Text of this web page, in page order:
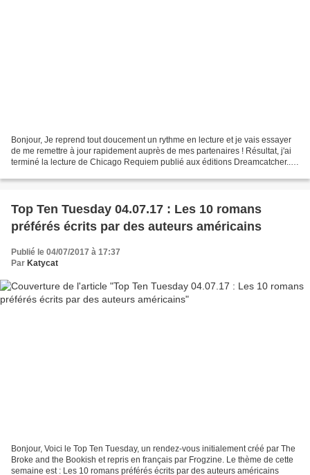
Bonjour, Je reprend tout doucement un rythme en lecture et je vais essayer
de me remettre à jour rapidement auprès de mes partenaires ! Résultat, j'ai
terminé la lecture de Chicago Requiem publié aux éditions Dreamcatcher....
Top Ten Tuesday 04.07.17 : Les 10 romans
préférés écrits par des auteurs américains
Publié le 04/07/2017 à 17:37
Par Katycat
Bonjour, Voici le Top Ten Tuesday, un rendez-vous initialement créé par The
Broke and the Bookish et repris en français par Frogzine. Le thème de cette
semaine est : Les 10 romans préférés écrits par des auteurs américains